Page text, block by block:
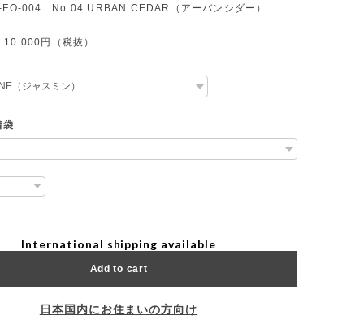
: No.04 URBAN CEDAR（アーバンシダー）
10.000円（税抜）
袋
International shipping available
Add to cart
日本国内にお住まいの方向け